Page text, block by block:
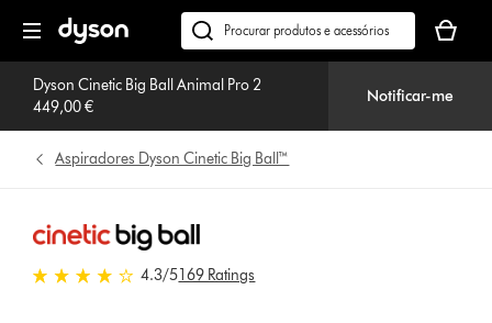
seguinte
Pesquisar
em
dyson.pt
seu
cesto
compras
está
Dyson Cinetic Big Ball Animal Pro 2
449,00 €
Notificar-me
Aspiradores Dyson Cinetic Big Ball™
4.3 estrelas de 5 em 169 Ratings
4.3/5169 Ratings